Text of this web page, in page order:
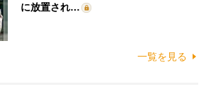
に放置され…
一覧を見る